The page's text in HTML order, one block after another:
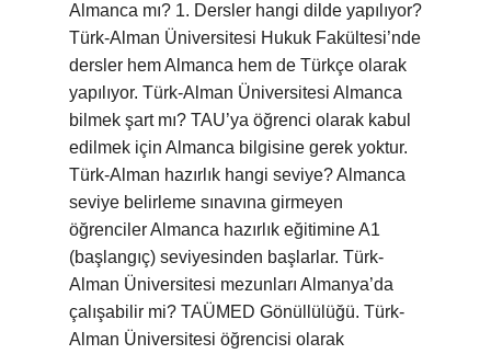
Almanca mı? 1. Dersler hangi dilde yapılıyor?
Türk-Alman Üniversitesi Hukuk Fakültesi’nde
dersler hem Almanca hem de Türkçe olarak
yapılıyor. Türk-Alman Üniversitesi Almanca
bilmek şart mı? TAU’ya öğrenci olarak kabul
edilmek için Almanca bilgisine gerek yoktur.
Türk-Alman hazırlık hangi seviye? Almanca
seviye belirleme sınavına girmeyen
öğrenciler Almanca hazırlık eğitimine A1
(başlangıç) seviyesinden başlarlar. Türk-
Alman Üniversitesi mezunları Almanya’da
çalışabilir mi? TAÜMED Gönüllülüğü. Türk-
Alman Üniversitesi öğrencisi olarak